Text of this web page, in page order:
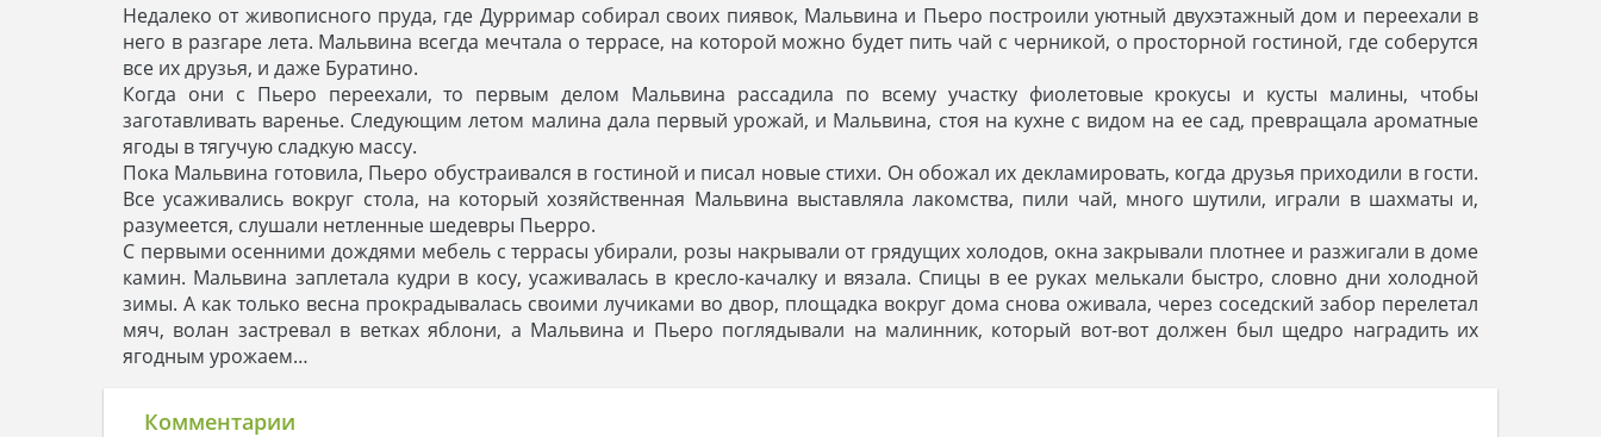
Недалеко от живописного пруда, где Дурримар собирал своих пиявок, Мальвина и Пьеро построили уютный двухэтажный дом и переехали в
него в разгаре лета. Мальвина всегда мечтала о террасе, на которой можно будет пить чай с черникой, о просторной гостиной, где соберутся
все их друзья, и даже Буратино.
Когда они с Пьеро переехали, то первым делом Мальвина рассадила по всему участку фиолетовые крокусы и кусты малины, чтобы
заготавливать варенье. Следующим летом малина дала первый урожай, и Мальвина, стоя на кухне с видом на ее сад, превращала ароматные
ягоды в тягучую сладкую массу.
Пока Мальвина готовила, Пьеро обустраивался в гостиной и писал новые стихи. Он обожал их декламировать, когда друзья приходили в гости.
Все усаживались вокруг стола, на который хозяйственная Мальвина выставляла лакомства, пили чай, много шутили, играли в шахматы и,
разумеется, слушали нетленные шедевры Пьерро.
С первыми осенними дождями мебель с террасы убирали, розы накрывали от грядущих холодов, окна закрывали плотнее и разжигали в доме
камин. Мальвина заплетала кудри в косу, усаживалась в кресло-качалку и вязала. Спицы в ее руках мелькали быстро, словно дни холодной
зимы. А как только весна прокрадывалась своими лучиками во двор, площадка вокруг дома снова оживала, через соседский забор перелетал
мяч, волан застревал в ветках яблони, а Мальвина и Пьеро поглядывали на малинник, который вот-вот должен был щедро наградить их
ягодным урожаем…
Комментарии